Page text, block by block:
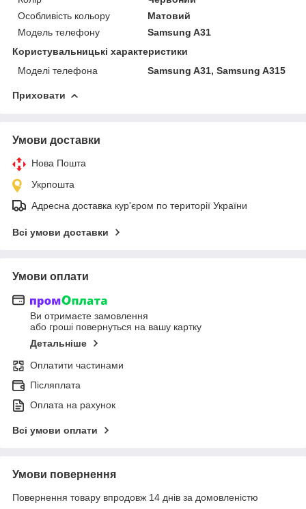
Особливість кольору
Матовий
Модель телефону
Samsung A31
Користувальницькі характеристики
Моделі телефона
Samsung A31, Samsung A315
Приховати
Умови доставки
Нова Пошта
Укрпошта
Адресна доставка кур'єром по території України
Всі умови доставки
Умови оплати
Ви отримаєте замовлення
або гроші повернуться на вашу картку
Детальніше
Оплатити частинами
Післяплата
Оплата на рахунок
Всі умови оплати
Умови повернення
Повернення товару впродовж 14 днів за домовленістю